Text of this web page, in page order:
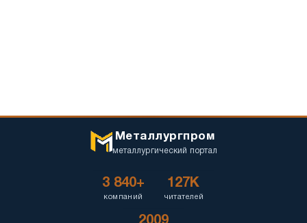
Металлургпром
металлургический портал
3 840+
компаний
127K
читателей